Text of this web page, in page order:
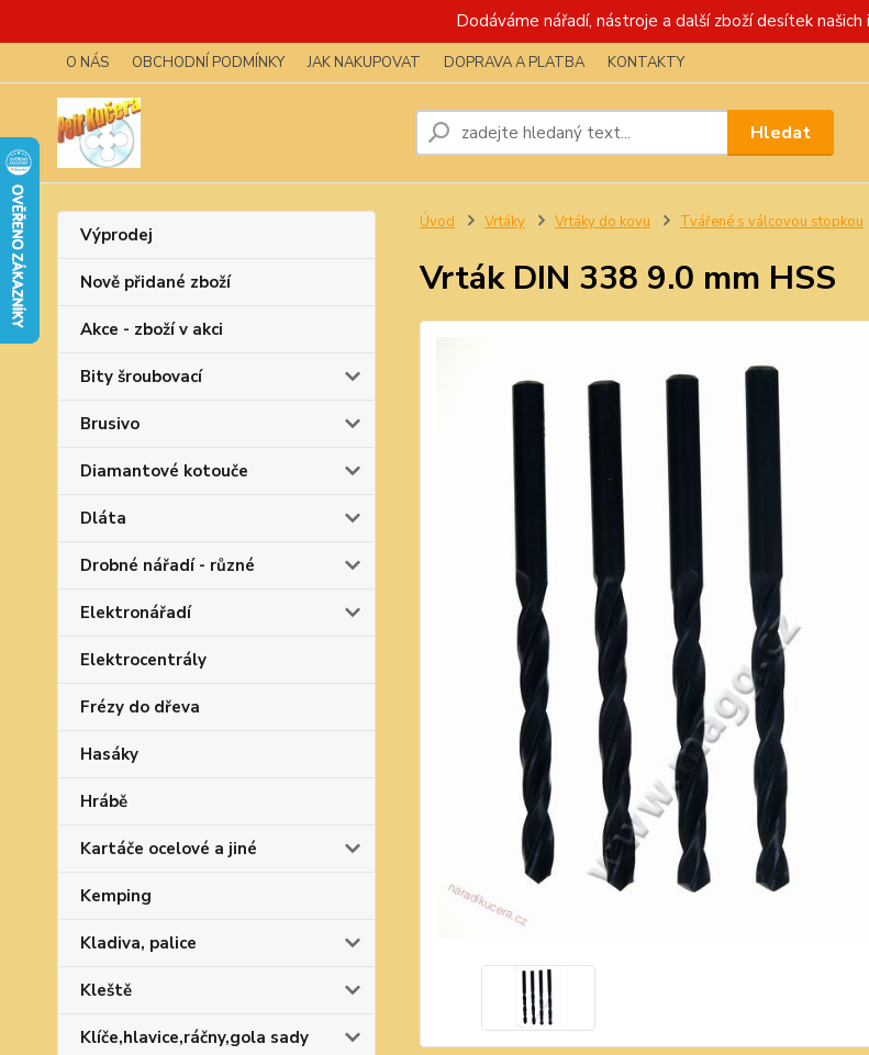
Dodáváme nářadí, nástroje a další zboží desítek našich
O NÁS OBCHODNÍ PODMÍNKY JAK NAKUPOVAT DOPRAVA A PLATBA KONTAKTY
Hledat
Výprodej
Nově přidané zboží
Akce - zboží v akci
Bity šroubovací
Brusivo
Diamantové kotouče
Dláta
Drobné nářadí - různé
Elektronářadí
Elektrocentrály
Frézy do dřeva
Hasáky
Hrábě
Kartáče ocelové a jiné
Kemping
Kladiva, palice
Kleště
Klíče,hlavice,ráčny,gola sady
Úvod Vrtáky Vrtáky do kovu Tvářené s válcovou stopkou
Vrták DIN 338 9.0 mm HSS